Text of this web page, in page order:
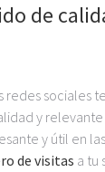
de
redes sociales
y relevante
y útil en
de visitas a tu